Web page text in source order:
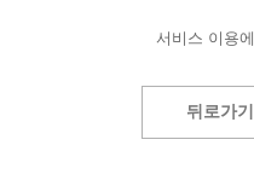
서비스 이용
뒤로가기